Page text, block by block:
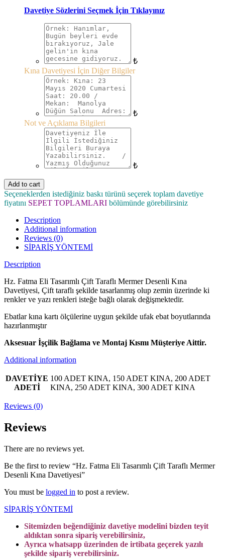
Davetiye Sözlerini Seçmek İçin Tıklayınız
₺
Kına Davetiyesi İçin Diğer Bilgiler
₺
Not ve Açıklama Bilgileri
₺
Add to cart
Seçeneklerden istediğiniz baskı türünü seçerek toplam davetiye
fiyatını SEPET TOPLAMLARI bölümünde görebilirsiniz
Description
Additional information
Reviews (0)
SİPARİŞ YÖNTEMİ
Description
Hz. Fatma Eli Tasarımlı Çift Taraflı Mermer Desenli Kına
Davetiyesi, Çift taraflı şekilde tasarlanmış olup zemin üzerinde ki
renkler ve yazı renkleri isteğe bağlı olarak değişmektedir.
Ebatlar kına kartı ölçülerine uygun şekilde ufak ebat boyutlarında
hazırlanmıştır
Aksesuar İşçilik Bağlama ve Montaj Kısmı Müşteriye Aittir.
Additional information
DAVETİYE
ADETİ
100 ADET KINA, 150 ADET KINA, 200 ADET
KINA, 250 ADET KINA, 300 ADET KINA
Reviews (0)
Reviews
There are no reviews yet.
Be the first to review “Hz. Fatma Eli Tasarımlı Çift Taraflı Mermer
Desenli Kına Davetiyesi”
You must be logged in to post a review.
SİPARİŞ YÖNTEMİ
Sitemizden beğendiğiniz davetiye modelini bizden teyit
aldıktan sonra sipariş verebilirsiniz,
Ayrıca whatsapp üzerinden de irtibata geçerek yazılı
şekilde sipariş verebilirsiniz.